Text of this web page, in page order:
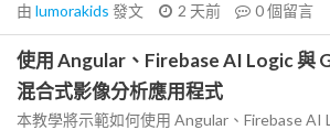
由 lumorakids 發文 2 天前 0個留言
使用 Angular、Firebase AI Logic 與
混合式影像分析應用程式
本教學將示範如何使用 Angular、Firebase AI